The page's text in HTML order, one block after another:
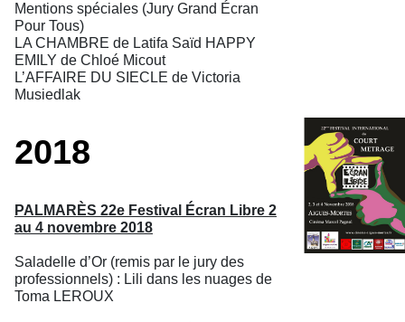
Mentions spéciales (Jury Grand Écran
Pour Tous)
LA CHAMBRE de Latifa Saïd HAPPY
EMILY de Chloé Micout
L’AFFAIRE DU SIECLE de Victoria
Musiedlak
2018
PALMARÈS 22e Festival Écran Libre 2
au 4 novembre 2018
Saladelle d’Or (remis par le jury des
professionnels) : Lili dans les nuages de
Toma LEROUX